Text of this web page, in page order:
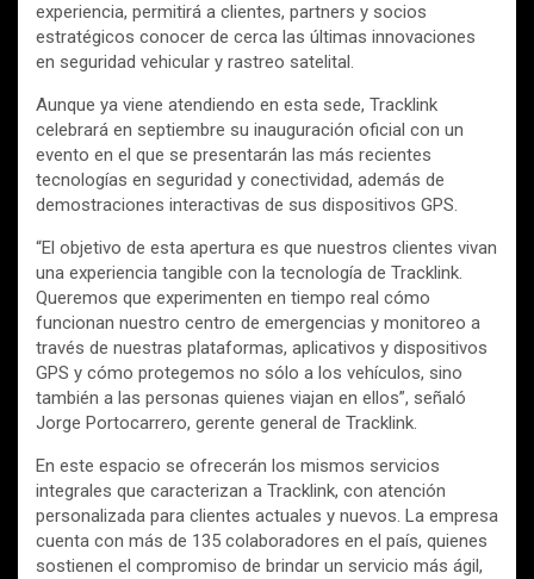
experiencia, permitirá a clientes, partners y socios
estratégicos conocer de cerca las últimas innovaciones
en seguridad vehicular y rastreo satelital.
Aunque ya viene atendiendo en esta sede, Tracklink
celebrará en septiembre su inauguración oficial con un
evento en el que se presentarán las más recientes
tecnologías en seguridad y conectividad, además de
demostraciones interactivas de sus dispositivos GPS.
“El objetivo de esta apertura es que nuestros clientes vivan
una experiencia tangible con la tecnología de Tracklink.
Queremos que experimenten en tiempo real cómo
funcionan nuestro centro de emergencias y monitoreo a
través de nuestras plataformas, aplicativos y dispositivos
GPS y cómo protegemos no sólo a los vehículos, sino
también a las personas quienes viajan en ellos”, señaló
Jorge Portocarrero, gerente general de Tracklink.
En este espacio se ofrecerán los mismos servicios
integrales que caracterizan a Tracklink, con atención
personalizada para clientes actuales y nuevos. La empresa
cuenta con más de 135 colaboradores en el país, quienes
sostienen el compromiso de brindar un servicio más ágil,